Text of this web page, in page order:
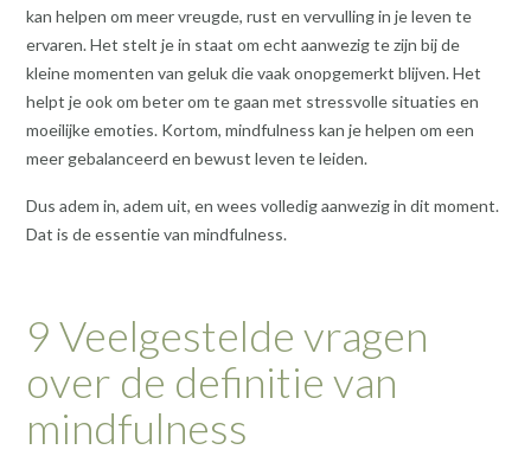
kan helpen om meer vreugde, rust en vervulling in je leven te
ervaren. Het stelt je in staat om echt aanwezig te zijn bij de
kleine momenten van geluk die vaak onopgemerkt blijven. Het
helpt je ook om beter om te gaan met stressvolle situaties en
moeilijke emoties. Kortom, mindfulness kan je helpen om een
meer gebalanceerd en bewust leven te leiden.
Dus adem in, adem uit, en wees volledig aanwezig in dit moment.
Dat is de essentie van mindfulness.
9 Veelgestelde vragen
over de definitie van
mindfulness